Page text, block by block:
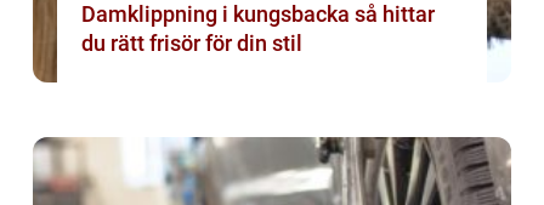
Damklippning i kungsbacka så hittar
du rätt frisör för din stil